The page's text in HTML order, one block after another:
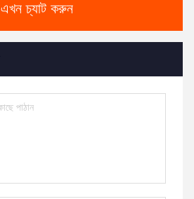
এখন চ্যাট করুন